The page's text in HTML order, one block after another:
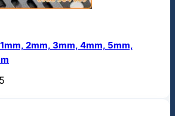
2mm, 3mm, 4mm, 5mm,